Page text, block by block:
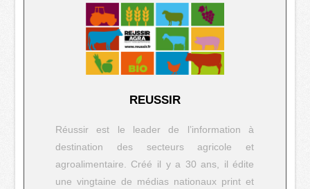
REUSSIR
Réussir est le leader de l’information à
destination des secteurs agricole et
agroalimentaire. Créé il y a 30 ans, il édite
une vingtaine de médias nationaux print et